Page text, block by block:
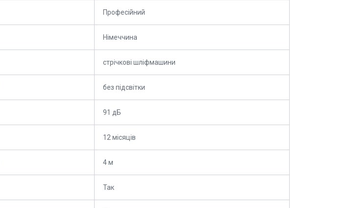
Професійний
Німеччина
стрічкові шліфмашини
без підсвітки
91 дБ
12 місяців
4 м
Так